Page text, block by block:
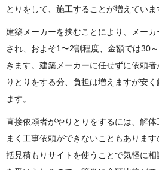
とりをして、施工することが増えていま
建築メーカーを挟むことにより、メー
され、およそ1〜2割程度、金額では30
きます。建築メーカーに任せずに依頼
りとりをする分、負担は増えますが安
ます。
直接依頼者がやりとりをするには、解
まく工事依頼ができないこともありま
括見積もりサイトを使うことで気軽に